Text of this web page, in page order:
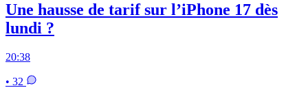
Une hausse de tarif sur l’iPhone 17 dès
lundi ?
20:38
• 32